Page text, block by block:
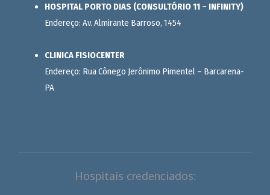
HOSPITAL PORTO DIAS (CONSULTÓRIO 11 – INFINITY)
Endereço: Av. Almirante Barroso, 1454
CLINICA FISIOCENTER
Endereço: Rua Cônego Jerônimo Pimentel – Barcarena-
PA
Hospitais credenciados: